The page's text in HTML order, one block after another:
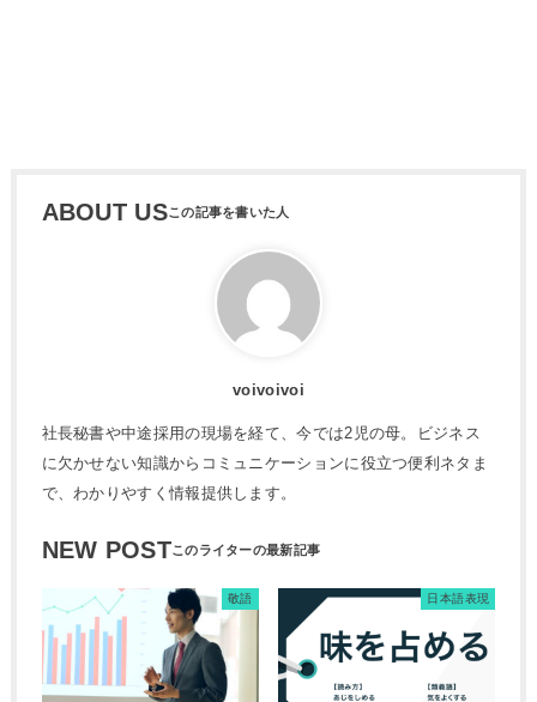
ABOUT US
voivoivoi
社長秘書や中途採用の現場を経て、今では2児の母。ビジネス
に欠かせない知識からコミュニケーションに役立つ便利ネタま
で、わかりやすく情報提供します。
NEW POST
敬語 日本語表現